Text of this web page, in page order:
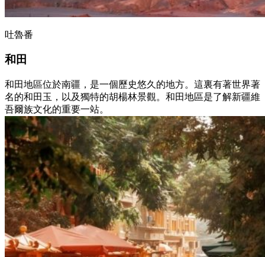
吐魯番
和田
和田地區位於南疆，是一個歷史悠久的地方。這裏有著世界著
名的和田玉，以及獨特的胡楊林景觀。和田地區是了解新疆維
吾爾族文化的重要一站。